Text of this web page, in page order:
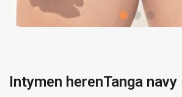
Intymen herenTanga navy